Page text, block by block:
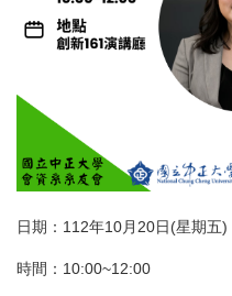
日期：112年10月20日(星期五)
時間：10:00~12:00